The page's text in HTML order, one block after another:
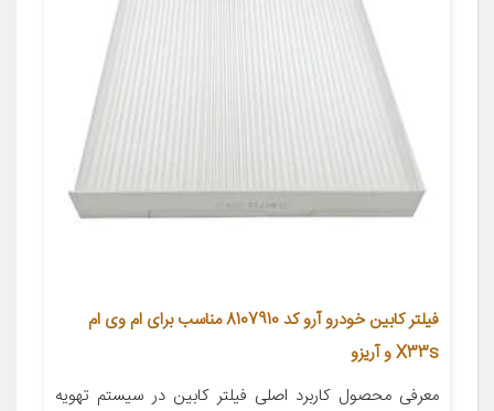
فیلتر کابین خودرو آرو کد 8107910 مناسب برای ام وی ام
X33s و آریزو
معرفی محصول کاربرد اصلی فیلتر کابین در سیستم تهویه